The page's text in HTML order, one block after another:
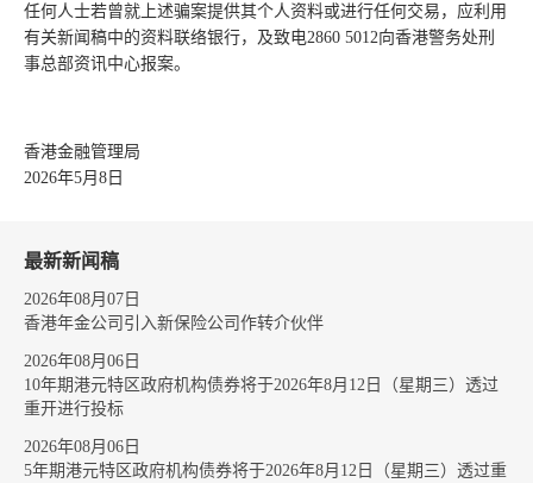
任何人士若曾就上述骗案提供其个人资料或进行任何交易，应利用
有关新闻稿中的资料联络银行，及致电2860 5012向香港警务处刑
事总部资讯中心报案。
香港金融管理局
2026年5月8日
最新新闻稿
2026年08月07日
香港年金公司引入新保险公司作转介伙伴
2026年08月06日
10年期港元特区政府机构债券将于2026年8月12日（星期三）透过
重开进行投标
2026年08月06日
5年期港元特区政府机构债券将于2026年8月12日（星期三）透过重